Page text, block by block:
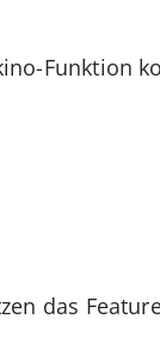
Funktion
das